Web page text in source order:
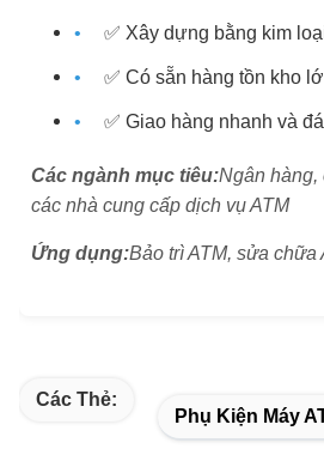
✅ Xây dựng bằng kim
✅ Có sẵn hàng tồn kho
✅ Giao hàng nhanh và
Các ngành mục tiêu:Ngân hàng,
các nhà cung cấp dịch vụ ATM
Ứng dụng:Bảo trì ATM, sửa chữa
Các Thẻ:
Phụ Kiện Máy